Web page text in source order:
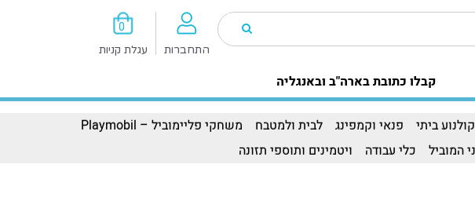
0
עגלת קניות התחברות
קבלו כתובת בארה"ב ובאנגליה
קולנוע ביתי פנאי וקמפינג לבית ולמטבח
משחקי פליימוביל – Playmobil
כלי עבודה ויטמינים ותוספי תזונה